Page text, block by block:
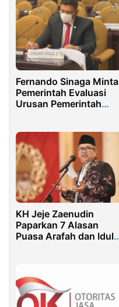
Fernando Sinaga Minta
Pemerintah Evaluasi
Urusan Pemerintah
KH Jeje Zaenudin
Paparkan 7 Alasan
Puasa Arafah dan Idul